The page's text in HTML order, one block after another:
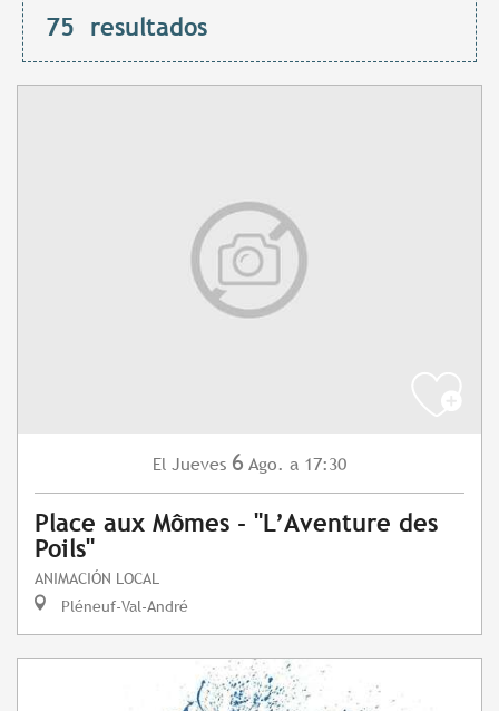
75 resultados
El Jueves 6 Ago. a 17:30
Place aux Mômes - "L’Aventure des
Poils"
ANIMACIÓN LOCAL
Pléneuf-Val-André